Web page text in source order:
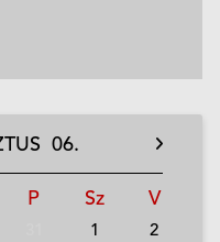
06.
P Sz V
1
2